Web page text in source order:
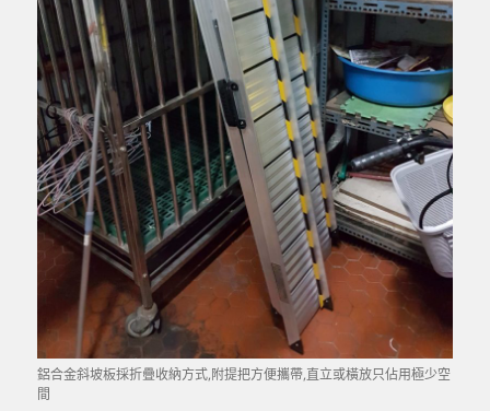
鋁合金斜坡板採折疊收納方式,附提把方便攜帶,直立或橫放只佔用極少空
間